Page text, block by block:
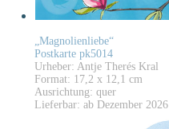
„Magnolienliebe“
Postkarte pk5014
Urheber: Antje Therés Kral
Format: 17,2 x 12,1 cm
Ausrichtung: quer
Lieferbar: ab Dezember 2026